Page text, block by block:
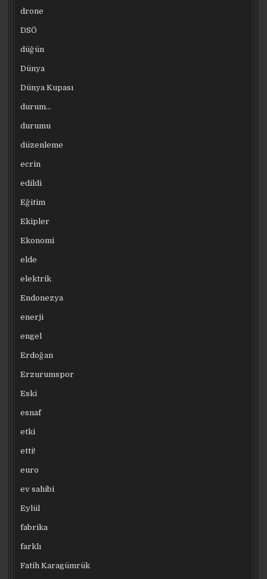
drone
DSÖ
düğün
Dünya
Dünya Kupası
durum…
durumu
düzenleme
ecrin
edildi
Eğitim
Ekipler
Ekonomi
elde
elektrik
Endonezya
enerji
engel
Erdoğan
Erzurumspor
Eski
esnaf
etki
etti!
euro
ev sahibi
Eylül
fabrika
farklı
Fatih Karagümrük